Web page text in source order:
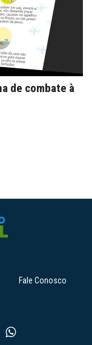
de combate à
Fale Conosco